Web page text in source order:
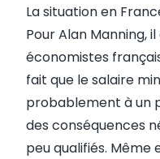
La situation en
Pour Alan Manning,
économistes
fait que le salaire
probablement à un
des conséquences
peu qualifiés.